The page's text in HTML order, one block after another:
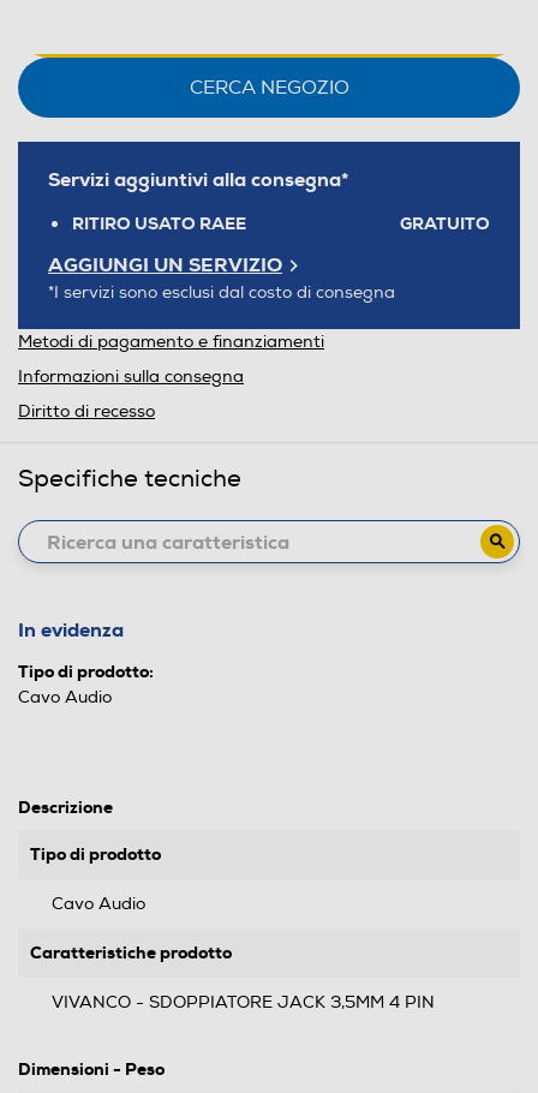
CERCA NEGOZIO
Servizi aggiuntivi alla consegna*
RITIRO USATO RAEE GRATUITO
AGGIUNGI UN SERVIZIO
*I servizi sono esclusi dal costo di consegna
Metodi di pagamento e finanziamenti
Informazioni sulla consegna
Diritto di recesso
Specifiche tecniche
In evidenza
Tipo di prodotto:
Cavo Audio
Descrizione
Tipo di prodotto
Cavo Audio
Caratteristiche prodotto
VIVANCO - SDOPPIATORE JACK 3,5MM 4 PIN
Dimensioni - Peso